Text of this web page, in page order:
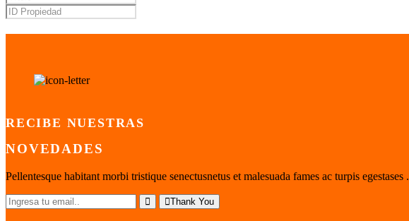
RECIBE NUESTRAS
NOVEDADES
Pellentesque habitant morbi tristique senectusnetus et malesuada fames ac turpis egestases .
Thank You